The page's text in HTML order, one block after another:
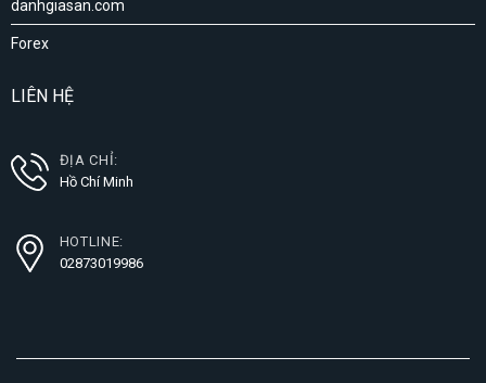
danhgiasan.com
Forex
LIÊN HỆ
ĐỊA CHỈ:
Hồ Chí Minh
HOTLINE:
02873019986